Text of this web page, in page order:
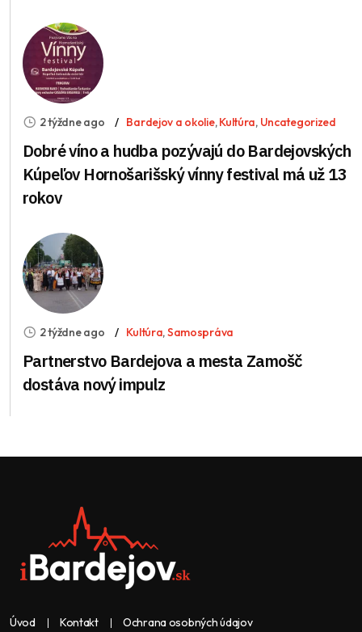
2 týždne ago Bardejov a okolie,Kultúra, Uncategorized
Dobré víno a hudba pozývajú do Bardejovských
Kúpeľov Hornošarišský vínny festival má už 13
rokov
2 týždne ago Kultúra,Samospráva
Partnerstvo Bardejova a mesta Zamošč
dostáva nový impulz
Úvod Kontakt Ochrana osobných údajov